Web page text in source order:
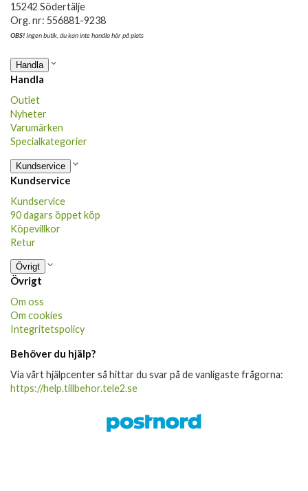
15242 Södertälje
Org. nr: 556881-9238
OBS!Ingen butik, du kan inte handla här på plats
Handla
Handla
Outlet
Nyheter
Varumärken
Specialkategorier
Kundservice
Kundservice
Kundservice
90 dagars öppet köp
Köpevillkor
Retur
Övrigt
Övrigt
Om oss
Om cookies
Integritetspolicy
Behöver du hjälp?
Via vårt hjälpcenter så hittar du svar på de vanligaste frågorna:
https://help.tillbehor.tele2.se